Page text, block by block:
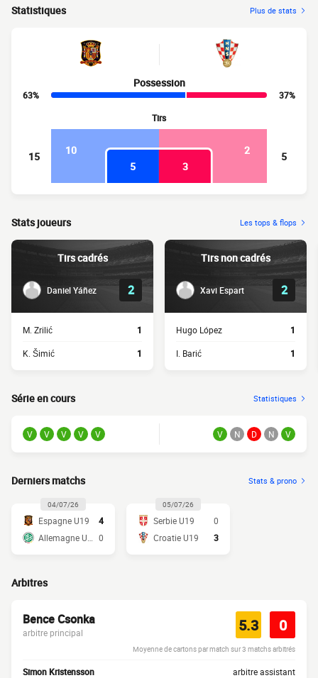
Statistiques Plus de stats
Possession
63%
37%
Tirs
15 10
2
5
3
5
Stats joueurs Les tops & flops
Tirs cadrés
Daniel Yáñez 2
M. Zrilić 1
K. Šimić 1
Tirs non cadrés
Xavi Espart 2
Hugo López 1
I. Barić 1
Série en cours Statistiques
V V V V V V N D N V
Derniers matchs Stats & prono
04/07/26
Espagne U19
4
0
05/07/26
Serbie U19
0
Croatie U19
3
Arbitres
Bence Csonka
arbitre principal 5.3 0
Moyenne de cartons par match sur 3 matchs arbitrés
Simon Kristensson arbitre assistant